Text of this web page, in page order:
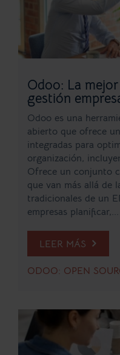
Odoo: La
gestión
Odoo es una
abierto que ofrece
integradas para
organización,
Ofrece un conjunto
que van más allá de
tradicionales de un
empresas planificar,...
LEER MÁS
ODOO: OPEN